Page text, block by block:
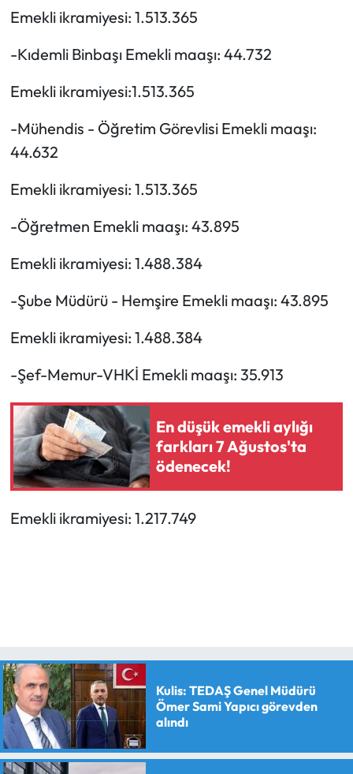
Emekli ikramiyesi: 1.513.365
-Kıdemli Binbaşı Emekli maaşı: 44.732
Emekli ikramiyesi:1.513.365
-Mühendis - Öğretim Görevlisi Emekli maaşı:
44.632
Emekli ikramiyesi: 1.513.365
-Öğretmen Emekli maaşı: 43.895
Emekli ikramiyesi: 1.488.384
-Şube Müdürü - Hemşire Emekli maaşı: 43.895
Emekli ikramiyesi: 1.488.384
-Şef-Memur-VHKİ Emekli maaşı: 35.913
En düşük emekli aylığı
farkları 7 Ağustos'ta
ödenecek!
Emekli ikramiyesi: 1.217.749
Kulis: TEDAŞ Genel Müdürü
Ömer Sami Yapıcı görevden
alındı